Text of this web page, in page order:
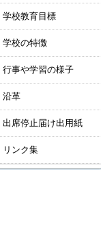
学校教育目標
学校の特徴
行事や学習の様子
沿革
出席停止届け出用紙
リンク集